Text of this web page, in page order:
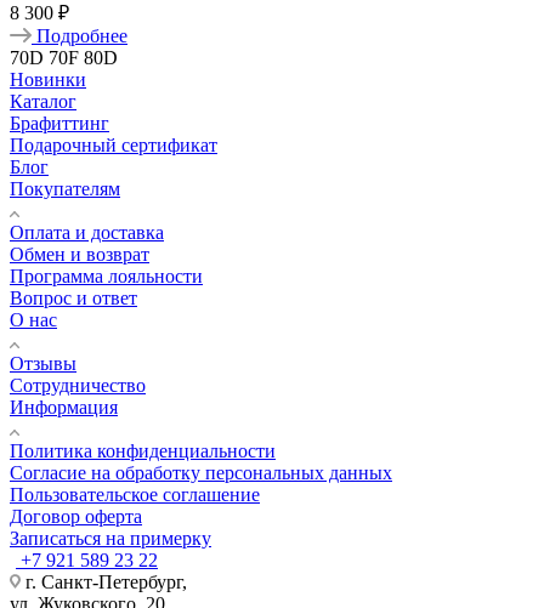
8 300 ₽
Подробнее
70D 70F 80D
Новинки
Каталог
Брафиттинг
Подарочный сертификат
Блог
Покупателям
Оплата и доставка
Обмен и возврат
Программа лояльности
Вопрос и ответ
О нас
Отзывы
Сотрудничество
Информация
Политика конфиденциальности
Согласие на обработку персональных данных
Пользовательское соглашение
Договор оферта
Записаться на примерку
+7 921 589 23 22
г. Санкт-Петербург,
ул. Жуковского, 20